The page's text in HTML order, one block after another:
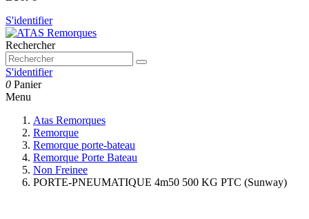
S'identifier
Rechercher
S'identifier
0 Panier
Menu
Atas Remorques
Remorque
Remorque porte-bateau
Remorque Porte Bateau
Non Freinee
PORTE-PNEUMATIQUE 4m50 500 KG PTC (Sunway)